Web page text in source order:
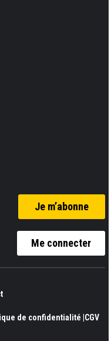
Je m’abonne
Me connecter
de confidentialité |CGV